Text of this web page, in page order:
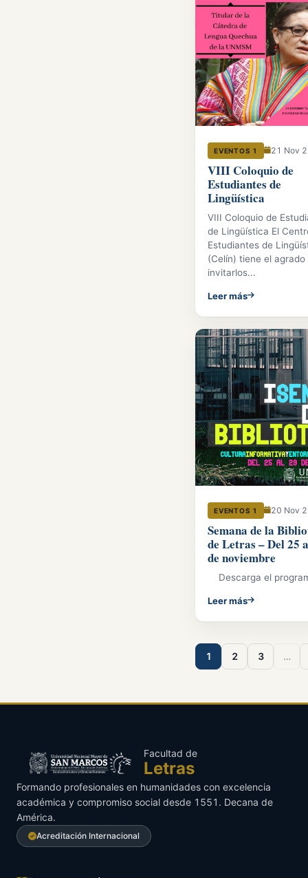
EVENTOS 1 21 Nov
VIII Coloquio de
Estudiantes de
Lingüística
VIII Coloquio de
de Lingüística El
Estudiantes de
(Celín) tiene el agrado
invitarlos...
Leer más
EVENTOS 1 20 Nov
Semana de la
de Letras – Del 25
de noviembre
Descarga el
Leer más
1 2 3 …
Facultad de
Letras
Formando profesionales en humanidades con excelencia
académica y compromiso social desde 1551. Decana de
América.
Acreditación Internacional